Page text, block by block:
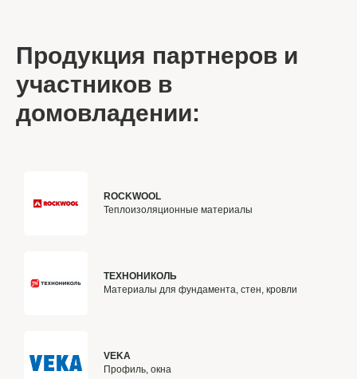
Продукция партнеров и
участников в
домовладении:
ROCKWOOL
Теплоизоляционные материалы
ТЕХНОНИКОЛЬ
Материалы для фундамента, стен, кровли
VEKA
Профиль, окна